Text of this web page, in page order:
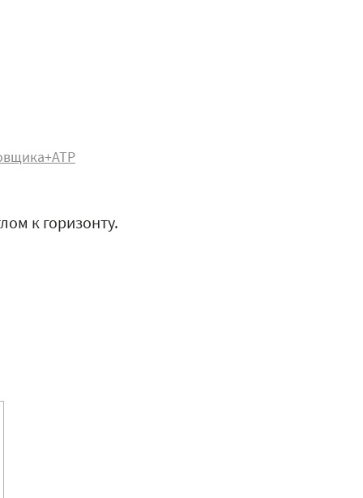
к горизонту.